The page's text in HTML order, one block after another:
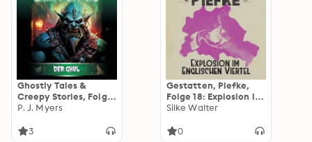
Ghostly Tales &
Creepy Stories, Folge
11: Der Ghul
P. J. Myers
3
Gestatten, Piefke,
Folge 18: Explosion im
Englischen Viertel
Silke Walter
0